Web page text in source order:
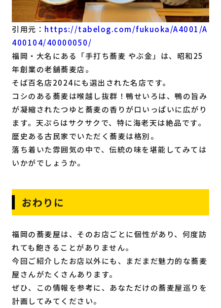
引用元： https://tabelog.com/fukuoka/A4001/A
400104/40000050/
福岡・大名にある「手打ち蕎麦 やぶ金」は、昭和25
年創業の老舗蕎麦店。
そば百名店2024にも選出された名店です。
コシのある蕎麦は喉越し抜群！鴨せいろは、鴨の旨み
が凝縮されたつゆと蕎麦の香りが口いっぱいに広がり
ます。天ぷらはサクサクで、特に海老天は絶品です。
歴史ある古民家でいただく蕎麦は格別。
落ち着いた雰囲気の中で、伝統の味を堪能してみては
いかがでしょうか。
おわりに
福岡の蕎麦屋は、そのお店ごとに個性があり、何度訪
れても飽きることがありません。
今回ご紹介したお店以外にも、まだまだ魅力的な蕎麦
屋さんがたくさんあります。
ぜひ、この情報を参考に、あなただけの蕎麦屋巡りを
計画してみてください。